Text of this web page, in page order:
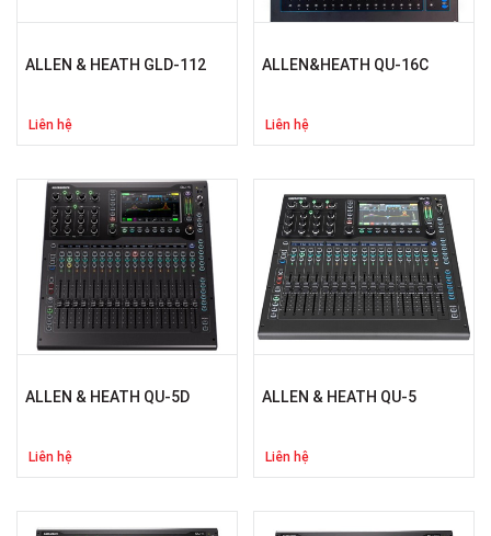
ALLEN & HEATH GLD-112
Liên hệ
ALLEN&HEATH QU-16C
Liên hệ
ALLEN & HEATH QU-5D
Liên hệ
ALLEN & HEATH QU-5
Liên hệ